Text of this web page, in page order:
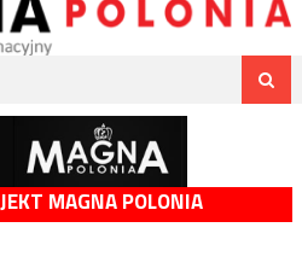
MAGNA POLONIA